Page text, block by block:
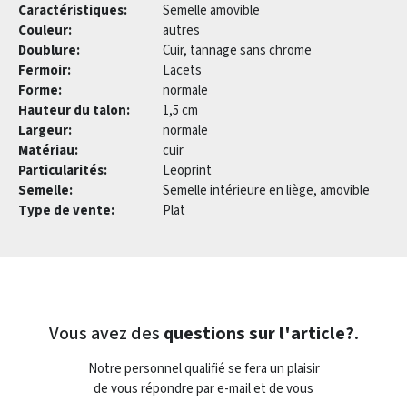
Caractéristiques:
Semelle amovible
Couleur:
autres
Doublure:
Cuir, tannage sans chrome
Fermoir:
Lacets
Forme:
normale
Hauteur du talon:
1,5 cm
Largeur:
normale
Matériau:
cuir
Particularités:
Leoprint
Semelle:
Semelle intérieure en liège, amovible
Type de vente:
Plat
Vous avez des questions sur l'article?.
Notre personnel qualifié se fera un plaisir
de vous répondre par e-mail et de vous